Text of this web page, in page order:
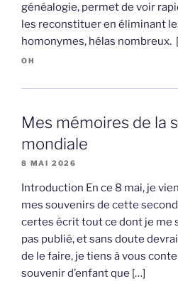
généalogie, permet de voir
les reconstituer en éliminant
homonymes, hélas nombreux.
OH
Mes mémoires de la
mondiale
8 MAI 2026
Introduction En ce 8 mai, je
mes souvenirs de cette
certes écrit tout ce dont je me
pas publié, et sans doute
de le faire, je tiens à vous
souvenir d’enfant que […]